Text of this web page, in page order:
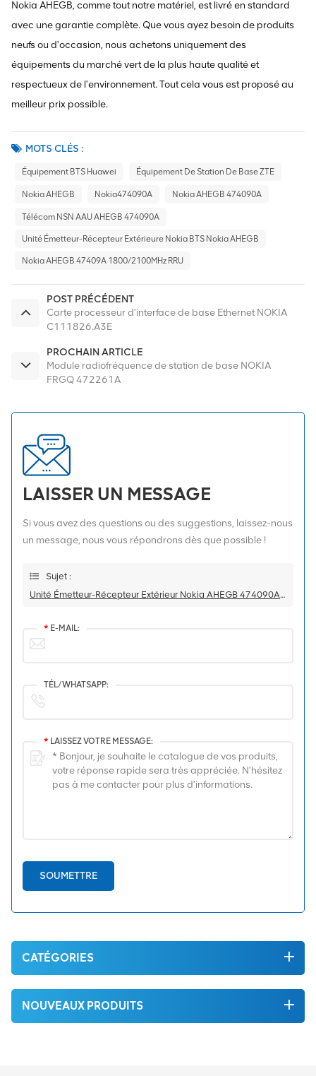
Nokia AHEGB, comme tout notre matériel, est livré en standard
avec une garantie complète. Que vous ayez besoin de produits
neufs ou d'occasion, nous achetons uniquement des
équipements du marché vert de la plus haute qualité et
respectueux de l'environnement. Tout cela vous est proposé au
meilleur prix possible.
MOTS CLÉS :
Équipement BTS Huawei Équipement De Station De Base ZTE
Nokia AHEGB Nokia474090A Nokia AHEGB 474090A
Télécom NSN AAU AHEGB 474090A
Unité Émetteur-Récepteur Extérieure Nokia BTS Nokia AHEGB
Nokia AHEGB 47409A 1800/2100MHz RRU
POST PRÉCÉDENT
Carte processeur d'interface de base Ethernet NOKIA
C111826.A3E
PROCHAIN ARTICLE
Module radiofréquence de station de base NOKIA
FRGQ 472261A
LAISSER UN MESSAGE
Si vous avez des questions ou des suggestions, laissez-nous
un message, nous vous répondrons dès que possible !
Sujet :
Unité Émetteur-Récepteur Extérieur Nokia AHEGB 474090A BTS
* E-MAIL:
TÉL/WHATSAPP:
* LAISSEZ VOTRE MESSAGE:
SOUMETTRE
CATÉGORIES
NOUVEAUX PRODUITS